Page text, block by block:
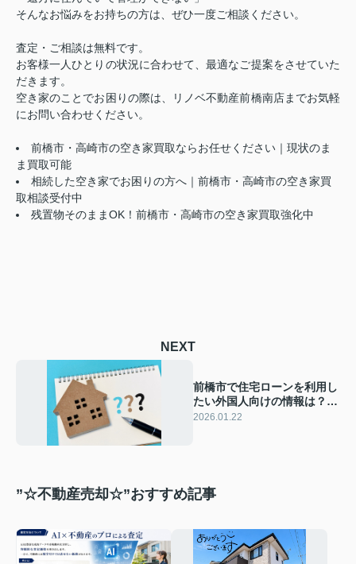
そんなお悩みをお持ちの方は、ぜひ一度ご相談ください。
査定・ご相談は無料です。
お客様一人ひとりの状況に合わせて、最適なご提案をさせていた
だきます。
空き家のことでお困りの際は、リノベ不動産前橋南店までお気軽
にお問い合わせください。
前橋市・高崎市の空き家買取ならお任せください｜現状のま
ま買取可能
相続した空き家でお困りの方へ｜前橋市・高崎市の空き家買
取相談受付中
残置物そのままOK！前橋市・高崎市の空き家買取強化中
NEXT
前橋市で住宅ローンを利用し
たい外国人向けの情報は？家
探しや手続きの流れを紹介
2026.01.22
”☆不動産売却☆”おすすめ記事